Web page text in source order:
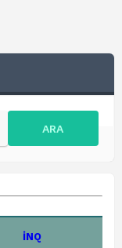
ARA
İNQ